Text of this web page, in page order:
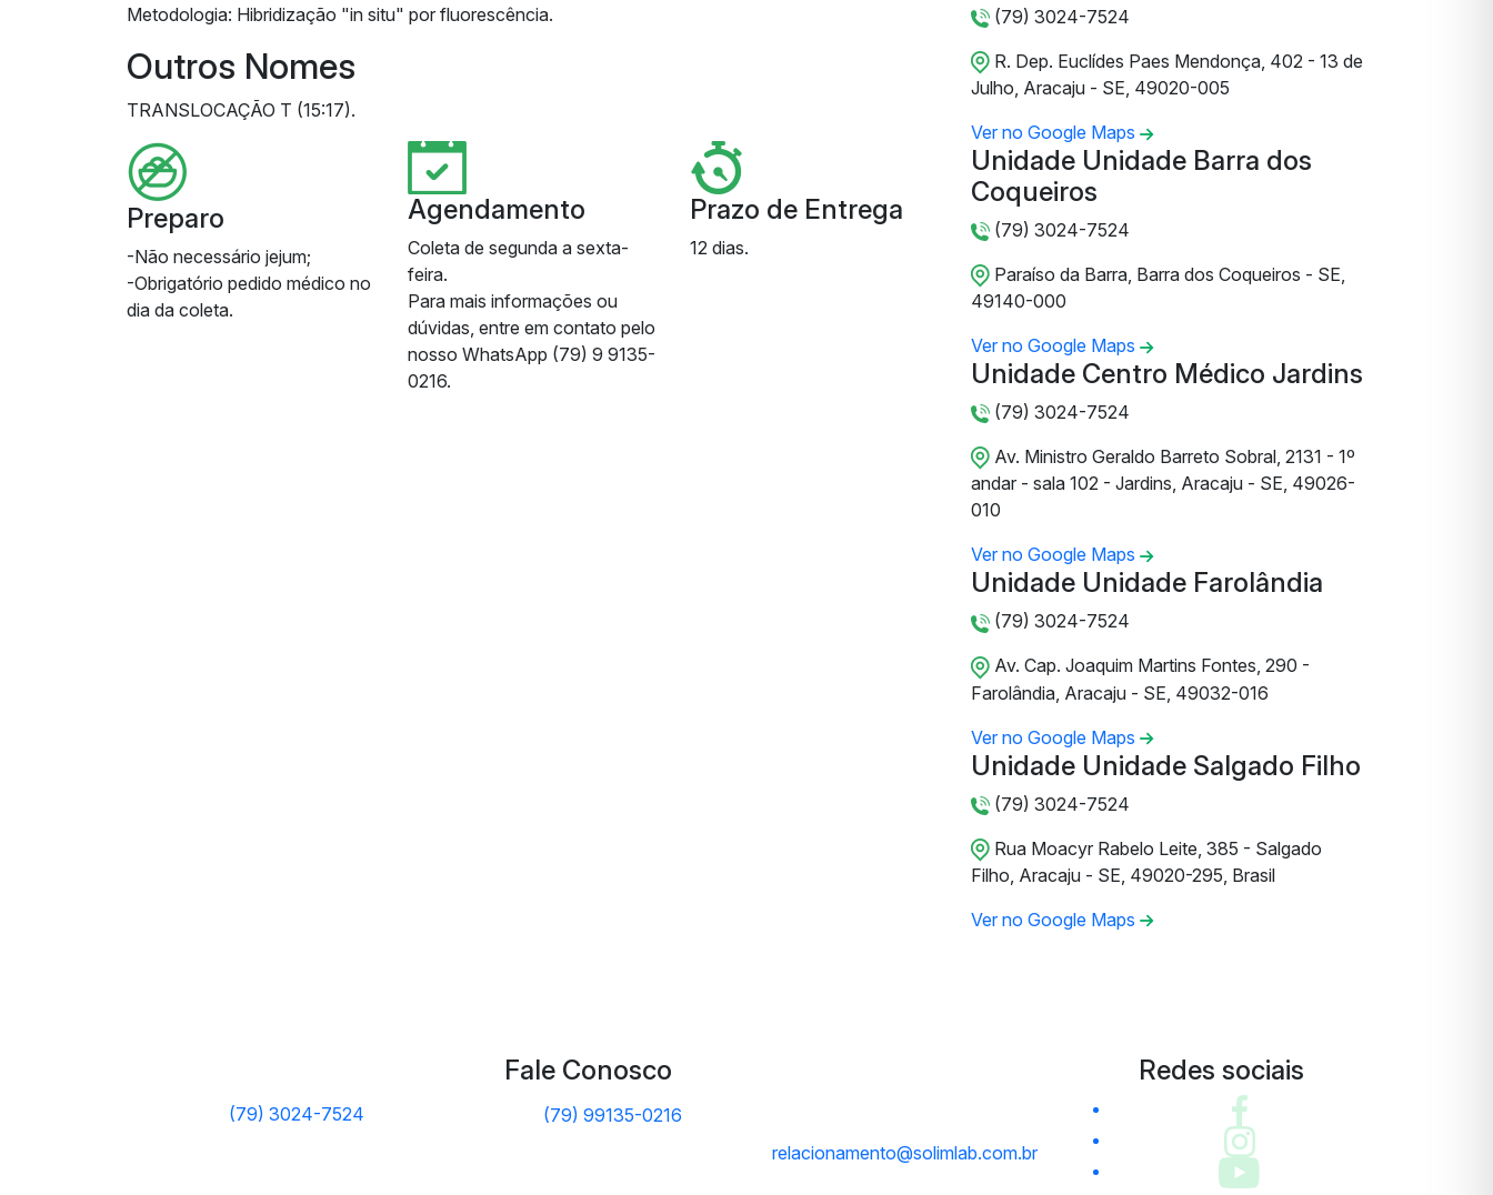
Metodologia: Hibridização "in situ" por fluorescência.
Outros Nomes
TRANSLOCAÇÃO T (15:17).
Preparo
-Não necessário jejum;
-Obrigatório pedido médico no
dia da coleta.
Agendamento
Coleta de segunda a sexta-
feira.
Para mais informações ou
dúvidas, entre em contato pelo
nosso WhatsApp (79) 9 9135-
0216.
Prazo de Entrega
12 dias.
(79) 3024-7524
R. Dep. Euclídes Paes Mendonça, 402 - 13 de
Julho, Aracaju - SE, 49020-005
Ver no Google Maps
Unidade Unidade Barra dos
Coqueiros
(79) 3024-7524
Paraíso da Barra, Barra dos Coqueiros - SE,
49140-000
Ver no Google Maps
Unidade Centro Médico Jardins
(79) 3024-7524
Av. Ministro Geraldo Barreto Sobral, 2131 - 1º
andar - sala 102 - Jardins, Aracaju - SE, 49026-
010
Ver no Google Maps
Unidade Unidade Farolândia
(79) 3024-7524
Av. Cap. Joaquim Martins Fontes, 290 -
Farolândia, Aracaju - SE, 49032-016
Ver no Google Maps
Unidade Unidade Salgado Filho
(79) 3024-7524
Rua Moacyr Rabelo Leite, 385 - Salgado
Filho, Aracaju - SE, 49020-295, Brasil
Ver no Google Maps
Fale Conosco
(79) 3024-7524
(79) 99135-0216
relacionamento@solimlab.com.br
Redes sociais